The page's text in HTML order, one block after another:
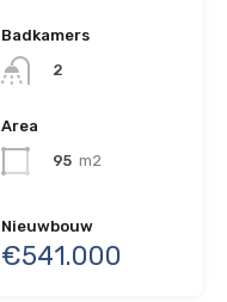
Badkamers
2
Area
95 m2
Nieuwbouw
€541.000